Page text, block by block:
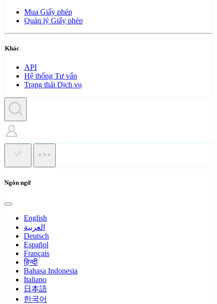
Mua Giấy phép
Quản lý Giấy phép
Khác
API
Hệ thống Tư vấn
Trạng thái Dịch vụ
VI
Ngôn ngữ
English
العربية
Deutsch
Español
Français
हिन्दी
Bahasa Indonesia
Italiano
日本語
한국어